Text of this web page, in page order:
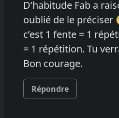
D’habitude Fab a
oublié de le préciser
c’est 1 fente = 1
= 1 répétition. Tu
Bon courage.
Répondre